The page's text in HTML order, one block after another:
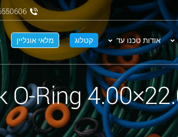
אודות טכנו עד קטלוג מלאי אונליין